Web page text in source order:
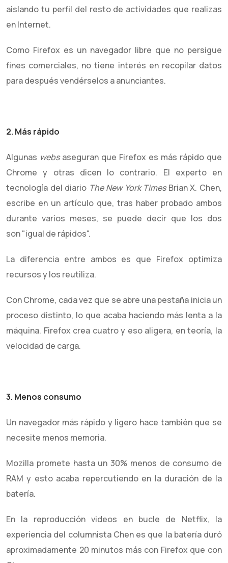
aislando tu perfil del resto de actividades que realizas
en Internet.
Como Firefox es un navegador libre que no persigue
fines comerciales, no tiene interés en recopilar datos
para después vendérselos a anunciantes.
2. Más rápido
Algunas websaseguran que Firefox es más rápido que
Chrome y otras dicen lo contrario. El experto en
tecnología del diario TheNew York TimesBrian X. Chen,
escribe en un artículo que, tras haber probado ambos
durante varios meses, se puede decir que los dos
son "igual de rápidos".
La diferencia entre ambos es que Firefox optimiza
recursos y los reutiliza.
Con Chrome, cada vez que se abre una pestaña inicia un
proceso distinto, lo que acaba haciendo más lenta a la
máquina. Firefox crea cuatro y eso aligera, en teoría, la
velocidad de carga.
3. Menos consumo
Un navegador más rápido y ligero hace también que se
necesite menos memoria.
Mozilla promete hasta un 30% menos de consumo de
RAM y esto acaba repercutiendo en la duración de la
batería.
En la reproducción videos en bucle de Netflix, la
experiencia del columnista Chen es que la batería duró
aproximadamente 20 minutos más con Firefox que con